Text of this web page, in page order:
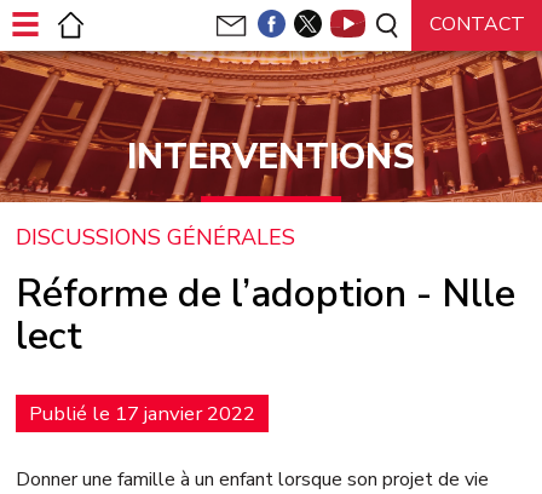
INTERVENTIONS
DISCUSSIONS GÉNÉRALES
Réforme de l’adoption - Nlle
lect
Publié le 17 janvier 2022
Donner une famille à un enfant lorsque son projet de vie
Panneau de gestion des cookies